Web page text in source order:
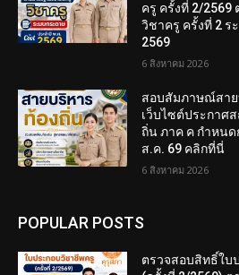
ครู ครั้งที่ 2/
วิชาครู ครั้งที่ 2 ร
2569
6 สิงหาคม 2026
สอบสัมภาษณ์สาย
เว็บไซต์ประกาศ
ถิ่น ภาค ค กำหน
ส.ค. 69 คลิกที่นี่
6 สิงหาคม 2026
POPULAR POSTS
ตรวจสอบสิทธิ์ใบ